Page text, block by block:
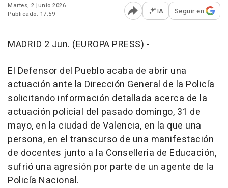
Martes, 2 junio 2026
Publicado: 17:59
Abrir opciones para
IA Seguir en
MADRID 2 Jun. (EUROPA PRESS) -
El Defensor del Pueblo acaba de abrir una
actuación ante la Dirección General de la Policía
solicitando información detallada acerca de la
actuación policial del pasado domingo, 31 de
mayo, en la ciudad de Valencia, en la que una
persona, en el transcurso de una manifestación
de docentes junto a la Conselleria de Educación,
sufrió una agresión por parte de un agente de la
Policía Nacional.